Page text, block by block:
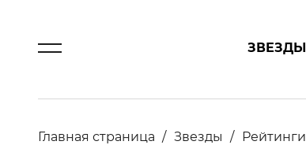
ЗВЕЗДЫ
Главная страница Звезды Рейтинги